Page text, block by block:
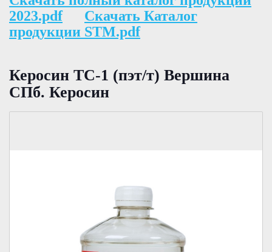
2023.pdf
Скачать Каталог
продукции STM.pdf
Керосин ТС-1 (пэт/т) Вершина
СПб. Керосин